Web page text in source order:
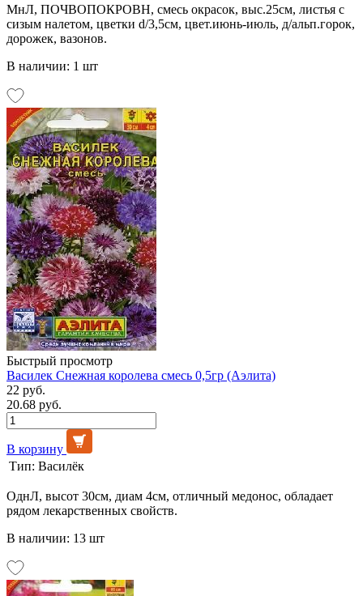
МнЛ, ПОЧВОПОКРОВН, смесь окрасок, выс.25см, листья с
сизым налетом, цветки d/3,5см, цвет.июнь-июль, д/альп.горок,
дорожек, вазонов.
В наличии: 1 шт
Быстрый просмотр
Василек Снежная королева смесь 0,5гр (Аэлита)
22 руб.
20.68 руб.
В корзину
Тип: Василёк
ОднЛ, высот 30см, диам 4см, отличный медонос, обладает
рядом лекарственных свойств.
В наличии: 13 шт